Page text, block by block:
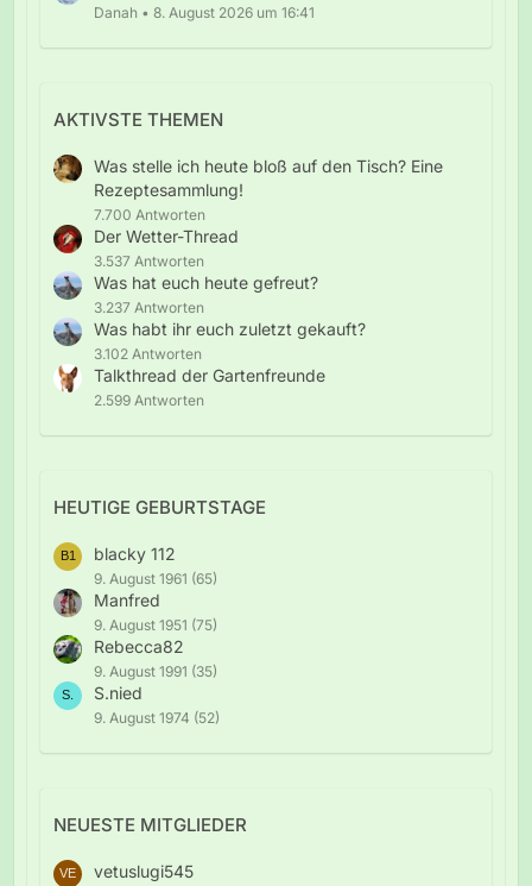
Danah 8. August 2026 um 16:41
AKTIVSTE THEMEN
Was stelle ich heute bloß auf den Tisch? Eine
Rezeptesammlung!
7.700 Antworten
Der Wetter-Thread
3.537 Antworten
Was hat euch heute gefreut?
3.237 Antworten
Was habt ihr euch zuletzt gekauft?
3.102 Antworten
Talkthread der Gartenfreunde
2.599 Antworten
HEUTIGE GEBURTSTAGE
blacky 112
9. August 1961 (65)
Manfred
9. August 1951 (75)
Rebecca82
9. August 1991 (35)
S.nied
9. August 1974 (52)
NEUESTE MITGLIEDER
vetuslugi545